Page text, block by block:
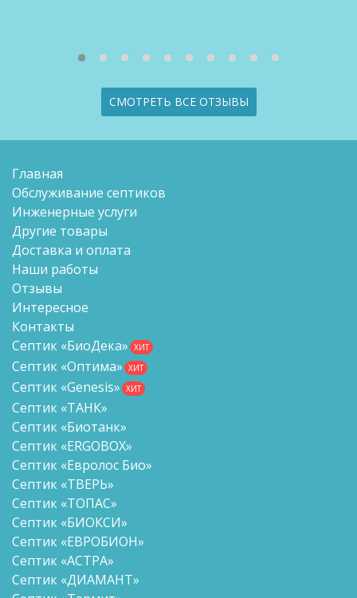
СМОТРЕТЬ ВСЕ ОТЗЫВЫ
Главная
Обслуживание септиков
Инженерные услуги
Другие товары
Доставка и оплата
Наши работы
Отзывы
Интересное
Контакты
Септик «БиоДека» ХИТ
Септик «Оптима» ХИТ
Септик «Genesis» ХИТ
Септик «ТАНК»
Септик «Биотанк»
Септик «ERGOBOX»
Септик «Евролос Био»
Септик «ТВЕРЬ»
Септик «ТОПАС»
Септик «БИОКСИ»
Септик «ЕВРОБИОН»
Септик «АСТРА»
Септик «ДИАМАНТ»